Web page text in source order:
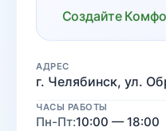
Создайте
АДРЕС
г. Челябинск, ул.
ЧАСЫ РАБОТЫ
Пн-Пт:10:00 — 18:00